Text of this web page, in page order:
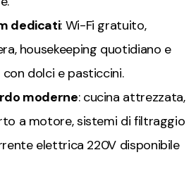
dedicati: Wi-Fi gratuito,
housekeeping quotidiano e
dolci e pasticcini.
moderne: cucina attrezzata,
a motore, sistemi di filtraggio
elettrica 220V disponibile